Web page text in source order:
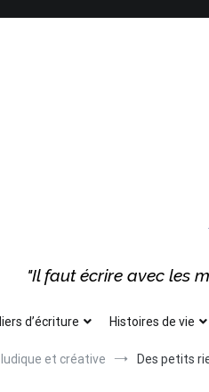
"Il faut écrire avec les
d’écriture Histoires de vie
et créative Des petits